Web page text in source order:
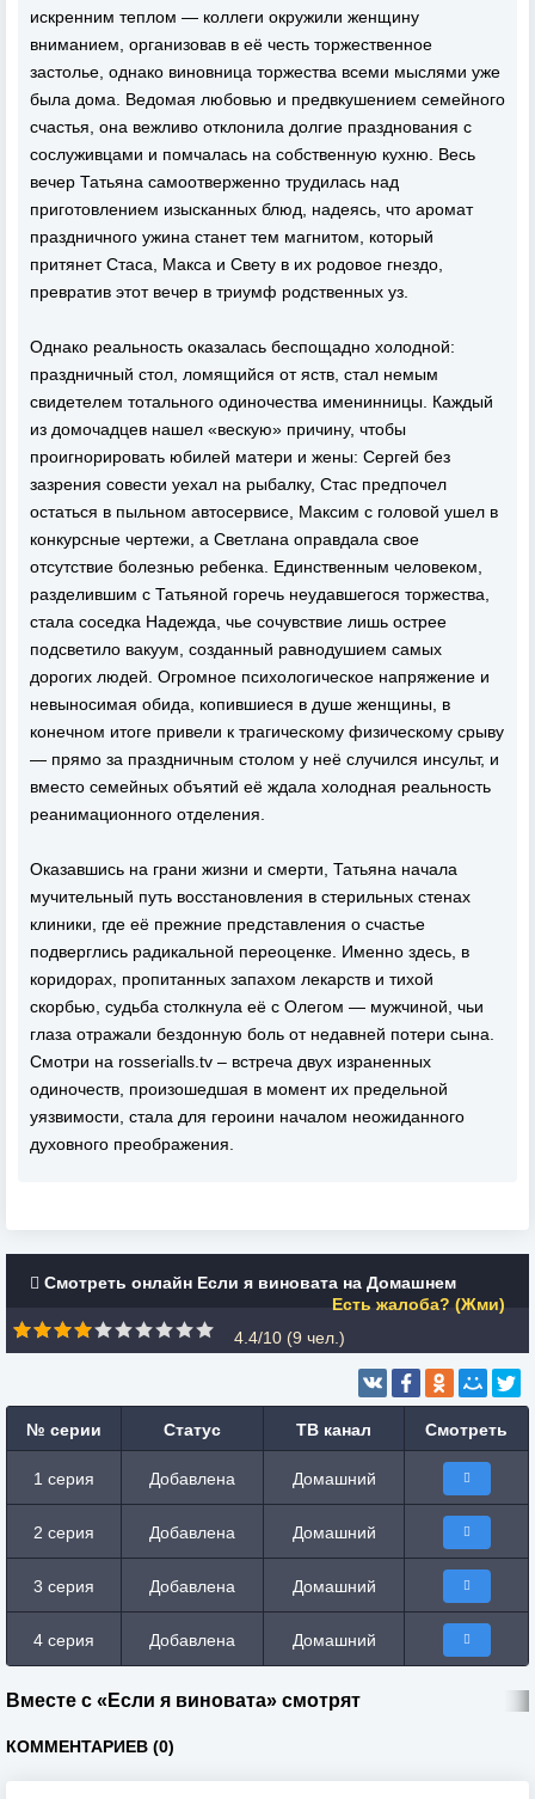
искренним теплом — коллеги окружили женщину
вниманием, организовав в её честь торжественное
застолье, однако виновница торжества всеми мыслями уже
была дома. Ведомая любовью и предвкушением семейного
счастья, она вежливо отклонила долгие празднования с
сослуживцами и помчалась на собственную кухню. Весь
вечер Татьяна самоотверженно трудилась над
приготовлением изысканных блюд, надеясь, что аромат
праздничного ужина станет тем магнитом, который
притянет Стаса, Макса и Свету в их родовое гнездо,
превратив этот вечер в триумф родственных уз.
Однако реальность оказалась беспощадно холодной:
праздничный стол, ломящийся от яств, стал немым
свидетелем тотального одиночества именинницы. Каждый
из домочадцев нашел «вескую» причину, чтобы
проигнорировать юбилей матери и жены: Сергей без
зазрения совести уехал на рыбалку, Стас предпочел
остаться в пыльном автосервисе, Максим с головой ушел в
конкурсные чертежи, а Светлана оправдала свое
отсутствие болезнью ребенка. Единственным человеком,
разделившим с Татьяной горечь неудавшегося торжества,
стала соседка Надежда, чье сочувствие лишь острее
подсветило вакуум, созданный равнодушием самых
дорогих людей. Огромное психологическое напряжение и
невыносимая обида, копившиеся в душе женщины, в
конечном итоге привели к трагическому физическому срыву
— прямо за праздничным столом у неё случился инсульт, и
вместо семейных объятий её ждала холодная реальность
реанимационного отделения.
Оказавшись на грани жизни и смерти, Татьяна начала
мучительный путь восстановления в стерильных стенах
клиники, где её прежние представления о счастье
подверглись радикальной переоценке. Именно здесь, в
коридорах, пропитанных запахом лекарств и тихой
скорбью, судьба столкнула её с Олегом — мужчиной, чьи
глаза отражали бездонную боль от недавней потери сына.
Смотри на rosserialls.tv – встреча двух израненных
одиночеств, произошедшая в момент их предельной
уязвимости, стала для героини началом неожиданного
духовного преображения.
Смотреть онлайн Если я виновата на Домашнем
Есть жалоба? (Жми)
4.4/10 (9 чел.)
№ серии Статус ТВ канал Смотреть
1 серия Добавлена Домашний
2 серия Добавлена Домашний
3 серия Добавлена Домашний
4 серия Добавлена Домашний
Вместе с «Если я виновата» смотрят
КОММЕНТАРИЕВ (0)